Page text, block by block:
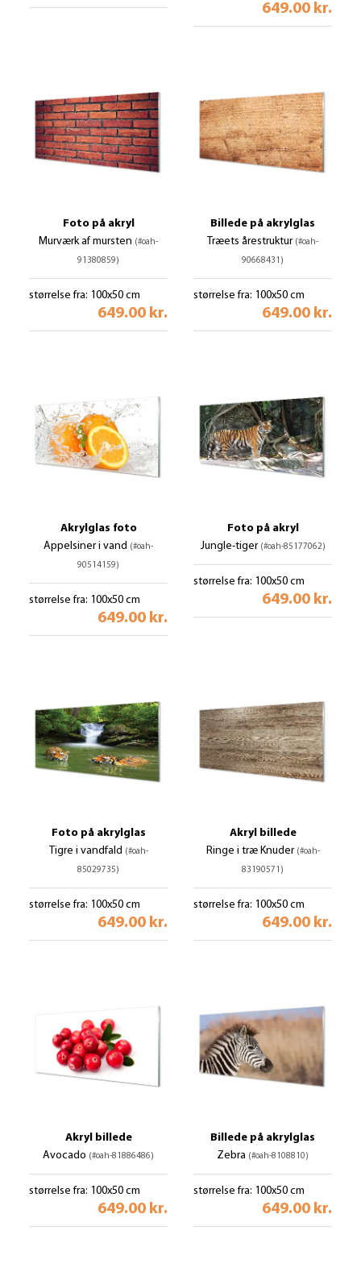
649.00 kr.
Foto på akryl
Murværk af mursten (#oah-
91380859)
størrelse fra: 100x50 cm
649.00 kr.
Billede på akrylglas
Træets årestruktur (#oah-
90668431)
størrelse fra: 100x50 cm
649.00 kr.
Akrylglas foto
Appelsiner i vand (#oah-
90514159)
størrelse fra: 100x50 cm
649.00 kr.
Foto på akryl
Jungle-tiger (#oah-85177062)
størrelse fra: 100x50 cm
649.00 kr.
Foto på akrylglas
Tigre i vandfald (#oah-
85029735)
størrelse fra: 100x50 cm
649.00 kr.
Akryl billede
Ringe i træ Knuder (#oah-
83190571)
størrelse fra: 100x50 cm
649.00 kr.
Akryl billede
Avocado (#oah-81886486)
størrelse fra: 100x50 cm
649.00 kr.
Billede på akrylglas
Zebra (#oah-8108810)
størrelse fra: 100x50 cm
649.00 kr.